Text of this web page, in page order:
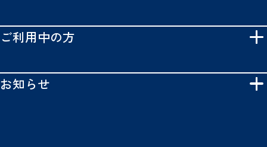
ご利用中の方
お知らせ